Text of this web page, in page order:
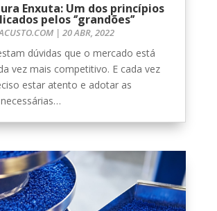
Enxuta: Um dos princípios
pelos ‘’grandões’’
| 20 ABR, 2022
dúvidas que o mercado está
vez mais competitivo. E cada vez
estar atento e adotar as